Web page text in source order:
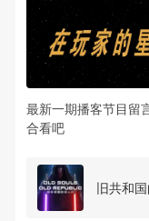
最新一期播客节目留
合看吧
旧共和